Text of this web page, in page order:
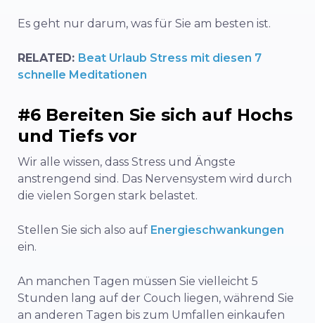
Es geht nur darum, was für Sie am besten ist.
RELATED: Beat Urlaub Stress mit diesen 7
schnelle Meditationen
#6 Bereiten Sie sich auf Hochs
und Tiefs vor
Wir alle wissen, dass Stress und Ängste
anstrengend sind. Das Nervensystem wird durch
die vielen Sorgen stark belastet.
Stellen Sie sich also auf Energieschwankungen
ein.
An manchen Tagen müssen Sie vielleicht 5
Stunden lang auf der Couch liegen, während Sie
an anderen Tagen bis zum Umfallen einkaufen